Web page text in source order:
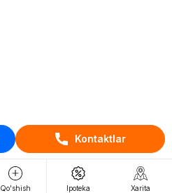
Kontaktlar
Qo'shish Ipoteka Xarita